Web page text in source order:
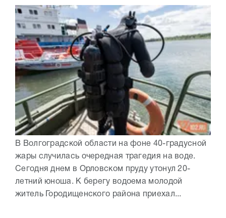
В Волгоградской области на фоне 40-градусной
жары случилась очередная трагедия на воде.
Сегодня днем в Орловском пруду утонул 20-
летний юноша. К берегу водоема молодой
житель Городищенского района приехал...